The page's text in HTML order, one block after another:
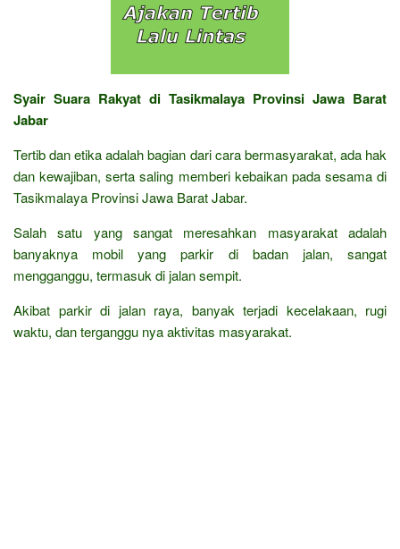
Syair Suara Rakyat di Tasikmalaya Provinsi Jawa Barat
Jabar
Tertib dan etika adalah bagian dari cara bermasyarakat, ada hak
dan kewajiban, serta saling memberi kebaikan pada sesama di
Tasikmalaya Provinsi Jawa Barat Jabar.
Salah satu yang sangat meresahkan masyarakat adalah
banyaknya mobil yang parkir di badan jalan, sangat
mengganggu, termasuk di jalan sempit.
Akibat parkir di jalan raya, banyak terjadi kecelakaan, rugi
waktu, dan terganggu nya aktivitas masyarakat.